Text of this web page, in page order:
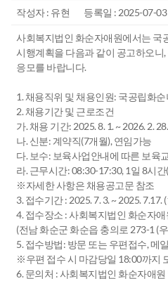
작성자 : 유현 등록일 : 2025-07-03
사회복지법인 화순자애원에서는 국
시행계획을 다음과 같이 공고하오니
응모를 바랍니다.
1. 채용직위 및 채용인원: 국공립화
2. 채용기간 및 근로조건
가. 채용 기간: 2025. 8. 1. ~ 2026. 2. 28.
나. 신분: 계약직(7개월), 연임가능
다. 보수: 보육사업안내에 따른 보육
라. 근무시간: 08:30-17:30, 1일 8시
※자세한 사항은 채용공고문 참조
3. 접수기간 : 2025. 7. 3. ~ 2025. 7.17.
4. 접수장소 : 사회복지법인 화순자
(전남 화순군 화순읍 충의로 273-1 (
5. 접수방법: 방문 또는 우편접수, 메
※우편 접수 시 마감당일 18:00까지
6. 문의처 : 사회복지법인 화순자애